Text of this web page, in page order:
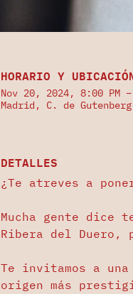
HORARIO Y
Nov 20, 2024, 8:00 PM
Madrid, C. de
DETALLES
¿Te atreves a
Mucha gente dice
Ribera del Duero,
Te invitamos a una
origen más